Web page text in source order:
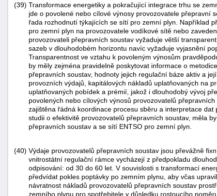
(39) Transformace energetiky a pokračující integrace trhu se
jde o povolené nebo cílové výnosy provozovatele přepravní
řada rozhodnutí týkajících se sítí pro zemní plyn. Například
pro zemní plyn na provozovatele vodíkové sítě nebo
provozovateli přepravních soustav vyžaduje větší
sazeb v dlouhodobém horizontu navíc vyžaduje vyjasnění
Transparentnost ve vztahu k povoleným výnosům
by měly zejména pravidelně poskytovat informace o
přepravních soustav, hodnoty jejich regulační báze aktiv a
provozních výdajů, kapitálových nákladů uplatňovaných na
uplatňovaných pobídek a prémií, jakož i dlouhodobý vývoj
povolených nebo cílových výnosů provozovatelů
zajištěna řádná koordinace procesu sběru a interpretace
studii o efektivitě provozovatelů přepravních soustav, měla
přepravních soustav a se sítí ENTSO pro zemní plyn.
(40) Výdaje provozovatelů přepravních soustav jsou převážně
vnitrostátní regulační rámce vycházejí z předpokladu
odpisování: od 30 do 60 let. V souvislosti s transformací
předvídat pokles poptávky po zemním plynu, aby včas
návratnost nákladů provozovatelů přepravních soustav
zemního plynu pro spotřebitele v důsledku rostoucího